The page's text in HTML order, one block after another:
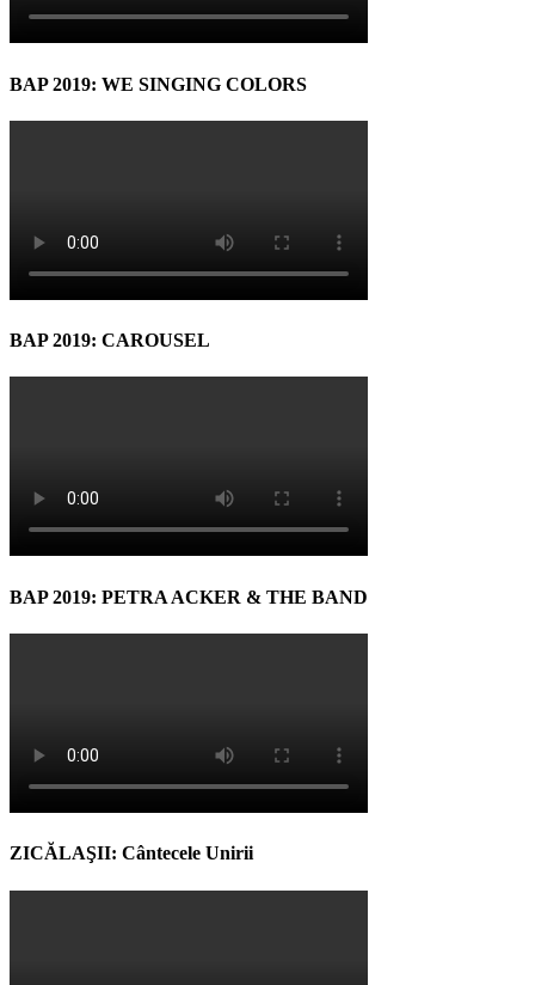
BAP 2019: WE SINGING COLORS
BAP 2019: CAROUSEL
BAP 2019: PETRA ACKER & THE BAND
ZICĂLAŞII: Cântecele Unirii